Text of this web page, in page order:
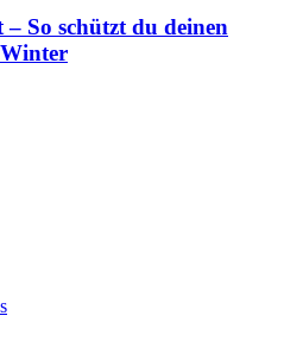
So schützt du deinen